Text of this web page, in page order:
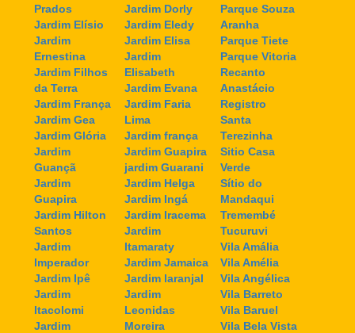
Prados
Jardim Elísio
Jardim
Ernestina
Jardim Filhos
da Terra
Jardim França
Jardim Gea
Jardim Glória
Jardim
Guançã
Jardim
Guapira
Jardim Hilton
Santos
Jardim
Imperador
Jardim Ipê
Jardim
Itacolomi
Jardim
Jardim Dorly
Jardim Eledy
Jardim Elisa
Jardim
Elisabeth
Jardim Evana
Jardim Faria
Lima
Jardim frança
Jardim Guapira
jardim Guarani
Jardim Helga
Jardim Ingá
Jardim Iracema
Jardim
Itamaraty
Jardim Jamaica
Jardim laranjal
Jardim
Leonidas
Moreira
Parque Souza
Aranha
Parque Tiete
Parque Vitoria
Recanto
Anastácio
Registro
Santa
Terezinha
Sitio Casa
Verde
Sítio do
Mandaqui
Tremembé
Tucuruvi
Vila Amália
Vila Amélia
Vila Angélica
Vila Barreto
Vila Baruel
Vila Bela Vista